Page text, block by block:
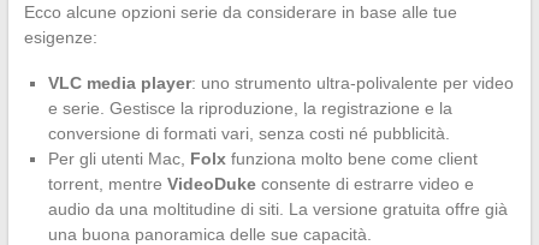
Ecco alcune opzioni serie da considerare in base alle tue
esigenze:
VLC media player: uno strumento ultra-polivalente per video
e serie. Gestisce la riproduzione, la registrazione e la
conversione di formati vari, senza costi né pubblicità.
Per gli utenti Mac, Folxfunziona molto bene come client
torrent, mentre VideoDukeconsente di estrarre video e
audio da una moltitudine di siti. La versione gratuita offre già
una buona panoramica delle sue capacità.